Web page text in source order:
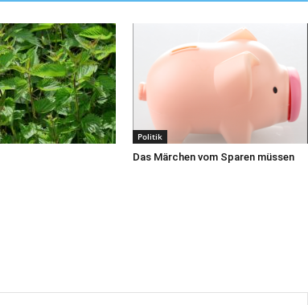
Politik
Das Märchen vom Sparen müssen